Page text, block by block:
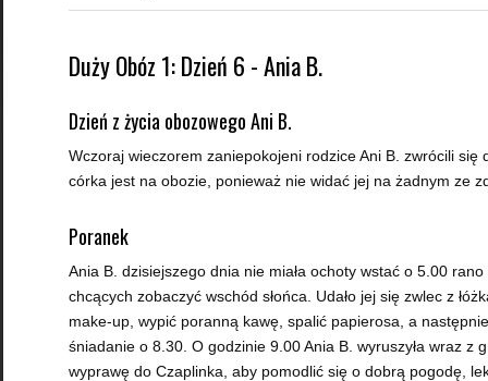
Duży Obóz 1: Dzień 6 - Ania B.
Dzień z życia obozowego Ani B.
Wczoraj wieczorem zaniepokojeni rodzice Ani B. zwrócili się
córka jest na obozie, ponieważ nie widać jej na żadnym ze
Poranek
Ania B. dzisiejszego dnia nie miała ochoty wstać o 5.00
chcących zobaczyć wschód słońca. Udało jej się zwlec z
make-up, wypić poranną kawę, spalić papierosa, a
śniadanie o 8.30. O godzinie 9.00 Ania B. wyruszyła wraz z
wyprawę do Czaplinka, aby pomodlić się o dobrą pogodę,